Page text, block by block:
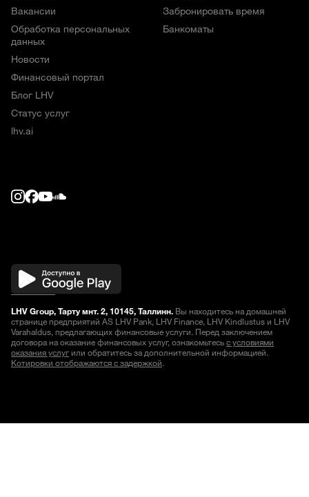
Вакансии
Обработка персональных
данных
Новости
Финансовый портал
Блог LHV
Статус услуг
lhv.ai
Забронировать время
Банкоматы
LHV Group, Тарту мнт. 2, 10145, Таллинн. Вы находитесь на домашней
странице предприятий AS LHV Pank, LHV Finance, LHV Kindlustus и LHV
Varahaldus, предлагающих финансовые услуги. Перед заключением
договора на оказание финансовых услуг, ознакомьтесьс условиями
оказания услугили обратитесь за дополнительной информацией.
Котировки отображаются с задержкой.